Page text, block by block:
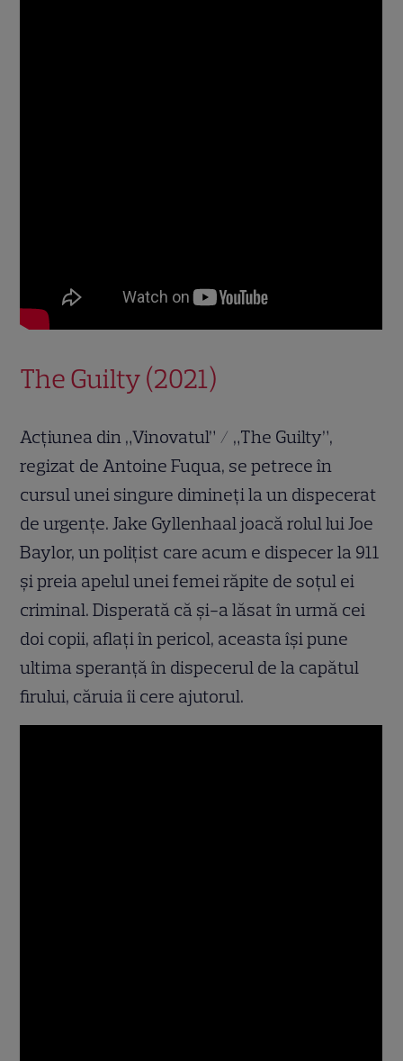
The Guilty (2021)
Acțiunea din „Vinovatul” / „The Guilty”,
regizat de Antoine Fuqua, se petrece în
cursul unei singure dimineți la un dispecerat
de urgențe. Jake Gyllenhaal joacă rolul lui Joe
Baylor, un polițist care acum e dispecer la 911
și preia apelul unei femei răpite de soțul ei
criminal. Disperată că și-a lăsat în urmă cei
doi copii, aflați în pericol, aceasta își pune
ultima speranță în dispecerul de la capătul
firului, căruia îi cere ajutorul.